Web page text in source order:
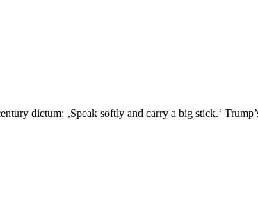
dictum: ‚Speak softly and carry a big stick.‘